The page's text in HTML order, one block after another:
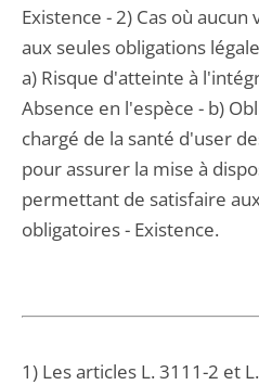
Existence - 2) Cas où
aux seules obligations
a) Risque d'atteinte à
Absence en l'espèce - b)
chargé de la santé d'user
pour assurer la mise à
permettant de satisfaire
obligatoires - Existence.
1) Les articles L. 3111-2 et